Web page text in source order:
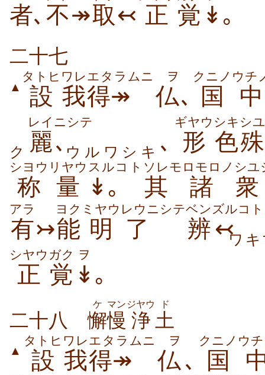
者､ 不↠取 ↢ 正 覚 ↡ ｡
二十七
▲ 設
タトヒ
我
ワレ
得↠
エタラムニ
仏
ヲ
､ 国
クニノ
中
ウチ
ク 麗
レイ
､
ニシテ
ウルワシキ ､ 形
ギヤウ
色
シキ シ
称量
シヨウリヤウ
↡｡
スルコト
其
ソレ
諸
モロモロノ
衆
シユ
有
アラ
↣能
ヨク
明
ミヤウ
了
レウニシテ
辨↢
ベンズルコト
ワ
正
シヤウ
覚
ガク
↡
ヲ
｡
二十八懈
ケ
慢
マン
浄
ジヤウ
土
ド
▲ 設
タトヒ
我
ワレ
得↠
エタラムニ
仏
ヲ
､ 国
クニノ ウ